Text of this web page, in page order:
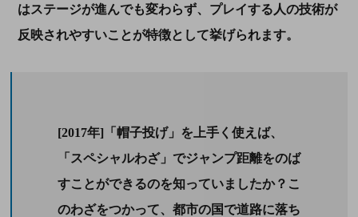
はステージが進んでも変わらず、プレイする人の技術が
反映されやすいことが特徴として挙げられます。
[2017年]「帽子投げ」を上手く使えば、
「スペシャルわざ」でジャンプ距離をのば
すことができるのを知っていましたか？こ
のわざをつかって、都市の国で道路に落ち